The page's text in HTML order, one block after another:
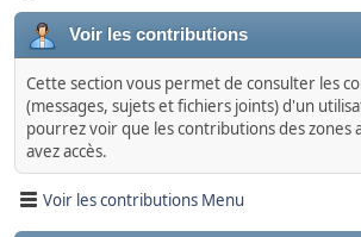
Voir les contributions
Cette section vous permet de consulter les
(messages, sujets et fichiers joints) d'un
pourrez voir que les contributions des zones
avez accès.
Voir les contributions Menu